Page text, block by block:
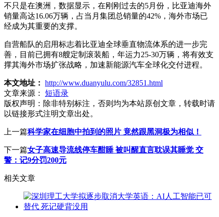
不只是在澳洲，数据显示，在刚刚过去的5月份，比亚迪海外
销量高达16.06万辆，占当月集团总销量的42%，海外市场已
经成为其重要的支撑。
自营船队的启用标志着比亚迪全球垂直物流体系的进一步完
善，目前已拥有8艘定制滚装船，年运力25-30万辆，将有效支
撑其海外市场扩张战略，加速新能源汽车全球化交付进程。
本文地址： http://www.duanyulu.com/32851.html
文章来源：
短语录
版权声明： 除非特别标注，否则均为本站原创文章，转载时请
以链接形式注明文章出处。
上一篇科学家在细胞中拍到的照片 竟然跟黑洞极为相似！
下一篇女子高速导流线停车酣睡 被叫醒直言耽误其睡觉 交
警：记9分罚200元
相关文章